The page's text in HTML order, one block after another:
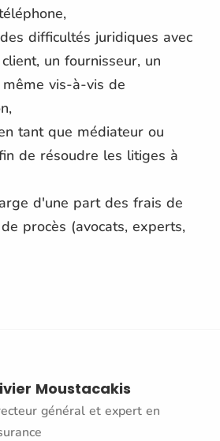
difficultés juridiques avec
un fournisseur, un
vis-à-vis de
tant que médiateur ou
de résoudre les litiges à
d'une part des frais de
procès (avocats, experts,
Moustacakis
général et expert en